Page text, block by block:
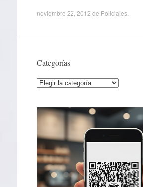
noviembre 22, 2012 de Policiales.
Categorías
Categorías